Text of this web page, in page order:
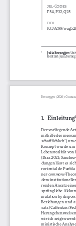
* Julia Bernegger:
Kontakt:
JEL-CODES
F54, P32, Q25
DOI
10.59288/
Bernegger (2026):
1. Einleitung1
Der vorliegende
mithilfe  des
schaftlichkeit“) um
Konzept wurde um
Lebensrealität  von
(Díaz 2021;
dungen  lässt  es
roriental de
ner commons-
dem
renden Ansatz
sprüngliche
mulation by
Beziehungen  und
satz  (Caffentzis/
wie ich zeigen
ministische